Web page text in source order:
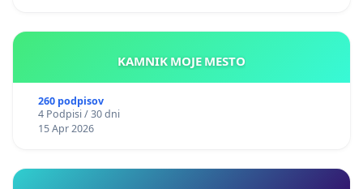
KAMNIK MOJE MESTO
260 podpisov
4 Podpisi / 30 dni
15 Apr 2026